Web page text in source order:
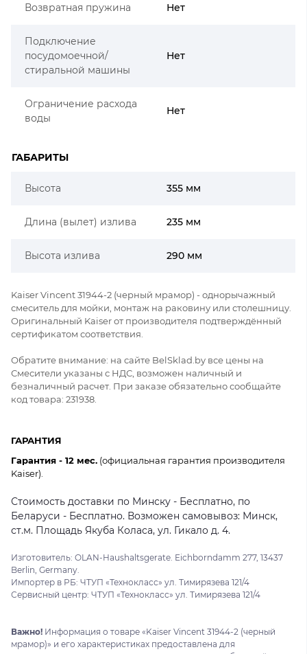
Возвратная пружина Нет
Подключение
посудомоечной/
стиральной машины
Нет
Ограничение расхода
воды
Нет
ГАБАРИТЫ
Высота 355 мм
Длина (вылет) излива 235 мм
Высота излива 290 мм
Kaiser Vincent 31944-2 (черный мрамор) - однорычажный
смеситель для мойки, монтаж на раковину или столешницу.
Оригинальный Kaiser от производителя подтверждённый
сертификатом соответствия.
Обратите внимание: на сайте BelSklad.by все цены на
Смесители указаны с НДС, возможен наличный и
безналичный расчет. При заказе обязательно сообщайте
код товара: 231938.
ГАРАНТИЯ
Гарантия - 12 мес. (официальная гарантия производителя
Kaiser).
Стоимость доставки по Минску - Бесплатно, по
Беларуси - Бесплатно. Возможен самовывоз: Минск,
ст.м. Площадь Якуба Коласа, ул. Гикало д. 4.
Изготовитель: OLAN-Haushaltsgerate. Eichborndamm 277, 13437
Berlin, Germany.
Импортер в РБ: ЧТУП «Технокласс» ул. Тимирязева 121/4
Сервисный центр: ЧТУП «Технокласс» ул. Тимирязева 121/4
Важно! Информация о товаре «Kaiser Vincent 31944-2 (черный
мрамор)» и его характеристиках предоставлена для